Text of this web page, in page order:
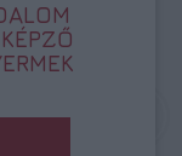
KÉPZŐ